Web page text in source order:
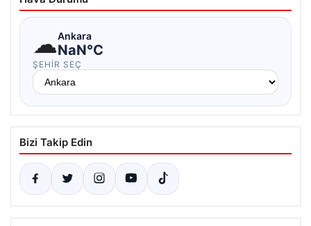
☁Ankara
NaN°C
ŞEHIR SEÇ
Bizi Takip Edin